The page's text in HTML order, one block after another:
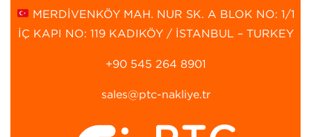
MERDİVENKÖY MAH. NUR SK. A BLOK NO: 1/1
İÇ KAPI NO: 119 KADIKÖY / İSTANBUL – TURKEY
+90 545 264 8901‬
sales@ptc-nakliye.tr